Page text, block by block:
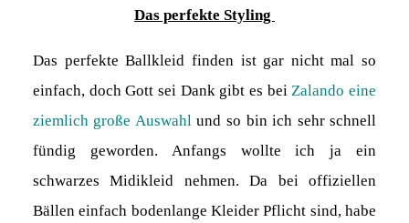
Das perfekte Styling
Das perfekte Ballkleid finden ist gar nicht mal so
einfach, doch Gott sei Dank gibt es beiZalando eine
ziemlich große Auswahlund so bin ich sehr schnell
fündig geworden. Anfangs wollte ich ja ein
schwarzes Midikleid nehmen. Da bei offiziellen
Bällen einfach bodenlange Kleider Pflicht sind, habe